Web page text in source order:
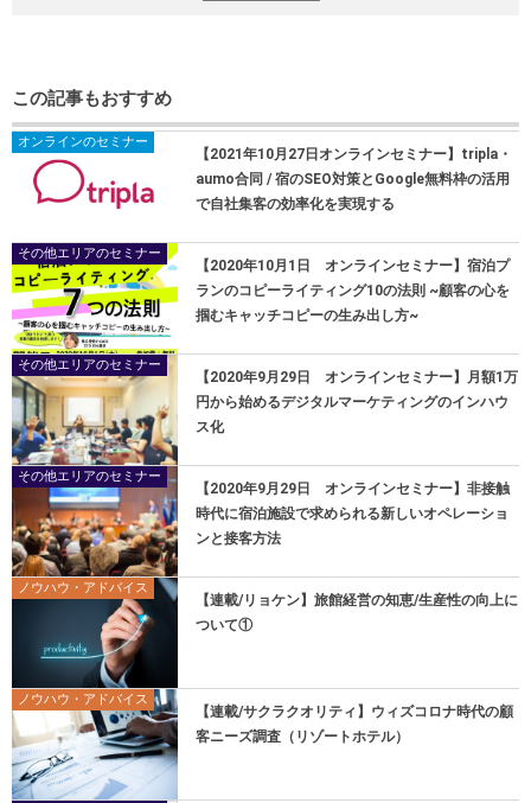
この記事もおすすめ
オンラインのセミナー
【2021年10月27日オンラインセミナー】tripla・
aumo合同 / 宿のSEO対策とGoogle無料枠の活用
で自社集客の効率化を実現する
その他エリアのセミナー
【2020年10月1日 オンラインセミナー】宿泊プ
ランのコピーライティング10の法則 ~顧客の心を
掴むキャッチコピーの生み出し方~
その他エリアのセミナー
【2020年9月29日 オンラインセミナー】月額1万
円から始めるデジタルマーケティングのインハウ
ス化
その他エリアのセミナー
【2020年9月29日 オンラインセミナー】非接触
時代に宿泊施設で求められる新しいオペレーショ
ンと接客方法
ノウハウ・アドバイス
【連載/リョケン】旅館経営の知恵/生産性の向上に
ついて①
ノウハウ・アドバイス
【連載/サクラクオリティ】ウィズコロナ時代の顧
客ニーズ調査（リゾートホテル）